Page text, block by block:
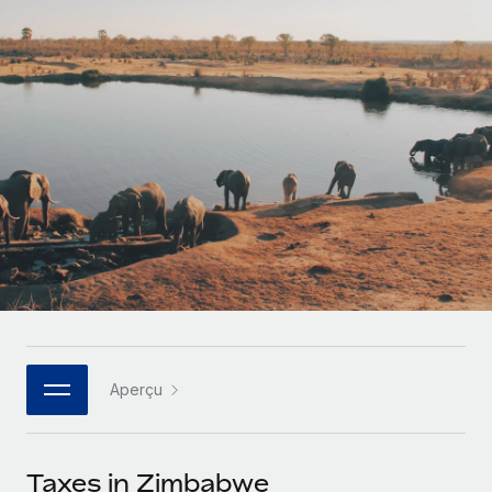
Intégrez et gérez vos freelances partout dans le monde
PEO
Sous-traitez les opérations complexes liées à l’emploi
INFRASTRUCTURE
Intégration Remote
Intégrez vos RH aux flux de travail en toute simplicité
Plateforme
Des fonctions RH clés intégrées pour votre équipe
Connectez n'importe quel outil d’IA à Remote grâce à
notre MCP
Rationalisez vos processus avec des outils essentiels
Examinez notre service par rapport aux autres
Des solutions agiles et internationales pour les RH et la
paie des entreprises en pleine croissance
Entreprises intermédiaires
Développez vos équipes avec des solutions RH sur
mesure
Entreprise
Les RH à l’international pour les grandes entreprises
Partenaires stratégiques de la tech
Calculateur de paiement des freelances
Découvrez les devises disponibles et les vitesses de
paiement pour vos freelances internationaux
APPRENDRE AVEC REMOTE
Recherche et guides
Études de cas
Checklists et modèles
Descriptions de postes
Nederlands
Français
Español
Italiano
Português (Portugal)
日本語
한국어
Connexion
Aperçu
Taxes in Zimbabwe